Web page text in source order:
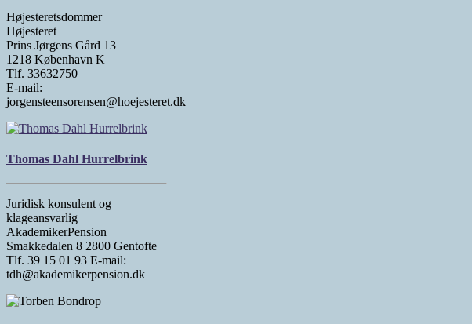
Højesteretsdommer
Højesteret
Prins Jørgens Gård 13
1218 København K
Tlf. 33632750
E-mail:
jorgensteensorensen@hoejesteret.dk
Thomas Dahl Hurrelbrink
Juridisk konsulent og
klageansvarlig
AkademikerPension
Smakkedalen 8 2800 Gentofte
Tlf. 39 15 01 93 E-mail:
tdh@akademikerpension.dk